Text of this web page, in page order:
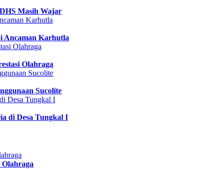
Masih Wajar
Ancaman Karhutla
Olahraga
Sucolite
di Desa Tungkal I